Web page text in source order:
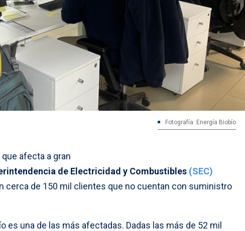
Fotografía: Energía Biobío
afecta a gran
de Electricidad y Combustibles (SEC)
cerca de 150 mil clientes que no cuentan con suministro
es una de las más afectadas. Dadas las más de 52 mil